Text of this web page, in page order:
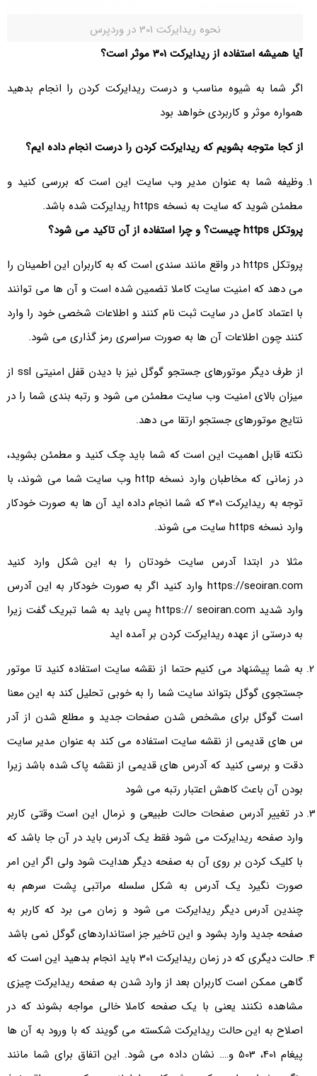
نحوه ریدایرکت 301 در وردپرس
آیا همیشه استفاده از ریدایرکت 301 موثر است؟
اگر شما به شیوه مناسب و درست ریدایرکت کردن را انجام بدهید
همواره موثر و کاربردی خواهد بود
از کجا متوجه بشویم که ریدایرکت کردن را درست انجام داده ایم؟
وظیفه شما به عنوان مدیر وب سایت این است که بررسی کنید و
مطمئن شوید که سایت به نسخه https ریدایرکت شده باشد.
پروتکلhttpsچیست؟ و چرا استفاده از آن تاکید می شود؟
پروتکل https در واقع مانند سندی است که به کاربران این اطمینان را
می دهد که امنیت سایت کاملا تضمین شده است و آن ها می توانند
با اعتماد کامل در سایت ثبت نام کنند و اطلاعات شخصی خود را وارد
کنند چون اطلاعات آن ها به صورت سراسری رمز گذاری می شود.
از طرف دیگر موتورهای جستجو گوگل نیز با دیدن قفل امنیتی ssl از
میزان بالای امنیت وب سایت مطمئن می شود و رتبه بندی شما را در
نتایج موتورهای جستجو ارتقا می دهد.
نکته قابل اهمیت این است که شما باید چک کنید و مطمئن بشوید،
در زمانی که مخاطبان وارد نسخه http وب سایت شما می شوند، با
توجه به ریدایرکت 301 که شما انجام داده اید آن ها به صورت خودکار
وارد نسخه https سایت می شوند.
مثلا در ابتدا آدرس سایت خودتان را به این شکل وارد کنید
https://seoiran.com وارد کنید اگر به صورت خودکار به این آدرس
وارد شدید https:// seoiran.com پس باید به شما تبریک گفت زیرا
به درستی از عهده ریدایرکت کردن بر آمده اید
به شما پیشنهاد می کنیم حتما از نقشه سایت استفاده کنید تا موتور
جستجوی گوگل بتواند سایت شما را به خوبی تحلیل کند به این معنا
است گوگل برای مشخص شدن صفحات جدید و مطلع شدن از آدر
س های قدیمی از نقشه سایت استفاده می کند به عنوان مدیر سایت
دقت و برسی کنید که آدرس های قدیمی از نقشه پاک شده باشد زیرا
بودن آن باعث کاهش اعتبار رتبه می شود
در تغییر آدرس صفحات حالت طبیعی و نرمال این است وقتی کاربر
وارد صفحه ریدایرکت می شود فقط یک آدرس باید در آن جا باشد که
با کلیک کردن بر روی آن به صفحه دیگر هدایت شود ولی اگر این امر
صورت نگیرد یک آدرس به شکل سلسله مراتبی پشت سرهم به
چندین آدرس دیگر ریدایرکت می شود و زمان می برد که کاربر به
صفحه جدید وارد بشود و این تاخیر جز استانداردهای گوگل نمی باشد
حالت دیگری که در زمان ریدایرکت 301 باید انجام بدهید این است که
گاهی ممکن است کاربران بعد از وارد شدن به صفحه ریدایرکت چیزی
مشاهده نکنند یعنی با یک صفحه کاملا خالی مواجه بشوند که در
اصلاح به این حالت ریدایرکت شکسته می گویند که با ورود به آن ها
پیغام 401، 503 و…. نشان داده می شود. این اتفاق برای شما مانند